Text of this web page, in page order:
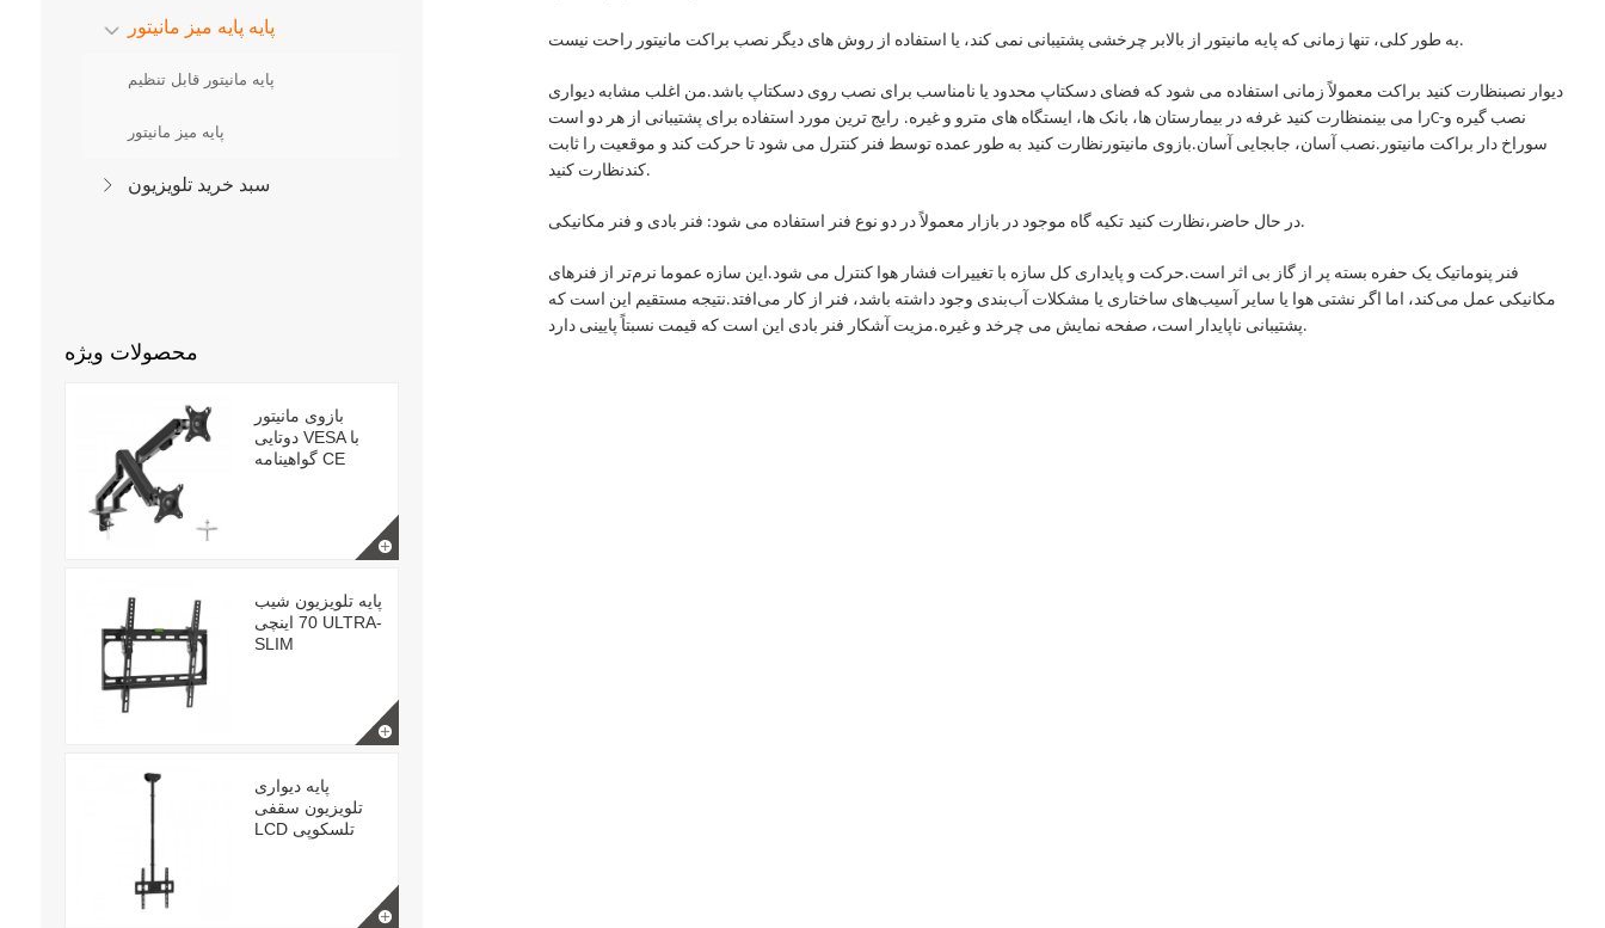
پایه پایه میز مانیتور
پایه مانیتور قابل تنظیم
پایه میز مانیتور
سبد خرید تلویزیون
محصولات ویژه
بازوی مانیتور
دوتایی VESA با
گواهینامه CE
پایه تلویزیون شیب
70 اینچی ULTRA-
SLIM
پایه دیواری
تلویزیون سقفی
LCD تلسکوپی
به طور کلی، تنها زمانی که پایه مانیتور از بالابر چرخشی پشتیبانی نمی کند، یا استفاده از روش های دیگر نصب براکت مانیتور راحت نیست.
دیوار نصبنظارت کنید براکت معمولاً زمانی استفاده می شود که فضای دسکتاپ محدود یا نامناسب برای نصب روی دسکتاپ باشد.من اغلب مشابه دیواری
را می بینمنظارت کنید غرفه در بیمارستان ها، بانک ها، ایستگاه های مترو و غیره. رایج ترین مورد استفاده برای پشتیبانی از هر دو است C-نصب گیره و
سوراخ دار براکت مانیتور.نصب آسان، جابجایی آسان.بازوی مانیتور نظارت کنید به طور عمده توسط فنر کنترل می شود تا حرکت کند و موقعیت را ثابت
کندنظارت کنید .
در حال حاضر،نظارت کنید تکیه گاه موجود در بازار معمولاً در دو نوع فنر استفاده می شود: فنر بادی و فنر مکانیکی.
فنر پنوماتیک یک حفره بسته پر از گاز بی اثر است.حرکت و پایداری کل سازه با تغییرات فشار هوا کنترل می شود.این سازه عموما نرم‌تر از فنرهای
مکانیکی عمل می‌کند، اما اگر نشتی هوا یا سایر آسیب‌های ساختاری یا مشکلات آب‌بندی وجود داشته باشد، فنر از کار می‌افتد.نتیجه مستقیم این است که
پشتیبانی ناپایدار است، صفحه نمایش می چرخد ​​و غیره.مزیت آشکار فنر بادی این است که قیمت نسبتاً پایینی دارد.